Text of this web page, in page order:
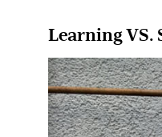
Learning VS.